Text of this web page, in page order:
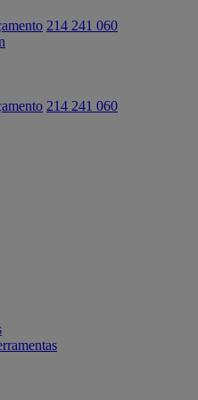
214 241 060
214 241 060